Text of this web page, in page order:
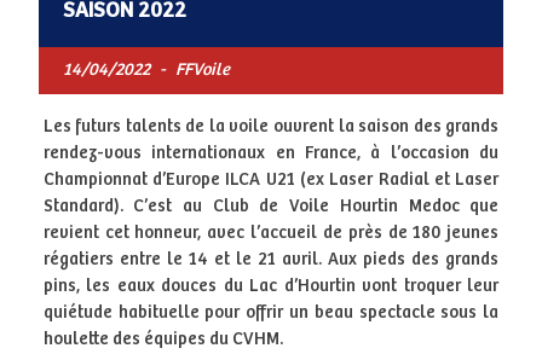
SAISON 2022
14/04/2022 - FFVoile
Les futurs talents de la voile ouvrent la saison des grands
rendez-vous internationaux en France, à l’occasion du
Championnat d’Europe ILCA U21 (ex Laser Radial et Laser
Standard). C’est au Club de Voile Hourtin Medoc que
revient cet honneur, avec l’accueil de près de 180 jeunes
régatiers entre le 14 et le 21 avril. Aux pieds des grands
pins, les eaux douces du Lac d’Hourtin vont troquer leur
quiétude habituelle pour offrir un beau spectacle sous la
houlette des équipes du CVHM.